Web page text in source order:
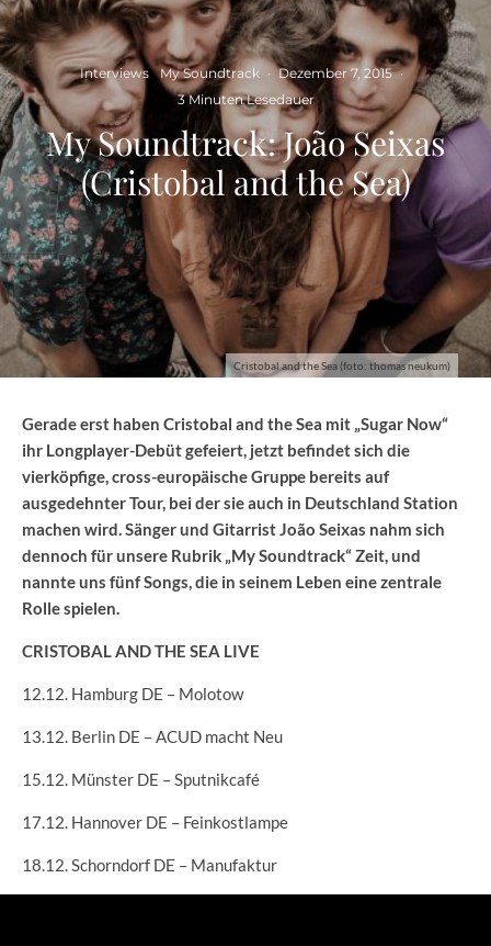
Cristobal and the Sea (foto: thomas neukum)
Interviews My Soundtrack · Dezember 7, 2015 ·
3 Minuten Lesedauer
My Soundtrack: João Seixas
(Cristobal and the Sea)
Gerade erst haben Cristobal and the Sea mit „Sugar Now“
ihr Longplayer-Debüt gefeiert, jetzt befindet sich die
vierköpfige, cross-europäische Gruppe bereits auf
ausgedehnter Tour, bei der sie auch in Deutschland Station
machen wird. Sänger und Gitarrist João Seixas nahm sich
dennoch für unsere Rubrik „My Soundtrack“ Zeit, und
nannte uns fünf Songs, die in seinem Leben eine zentrale
Rolle spielen.
CRISTOBAL AND THE SEA LIVE
12.12. Hamburg DE – Molotow
13.12. Berlin DE – ACUD macht Neu
15.12. Münster DE – Sputnikcafé
17.12. Hannover DE – Feinkostlampe
18.12. Schorndorf DE – Manufaktur